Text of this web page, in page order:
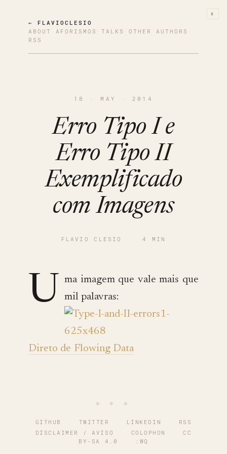
◐
← FLAVIOCLESIO
ABOUT · AFORISMOS · TALKS · OTHER AUTHORS ·
RSS
18 · MAY · 2014
Erro Tipo I e
Erro Tipo II
Exemplificado
com Imagens
FLAVIO CLESIO · 4 MIN
U
ma imagem que vale mais que
mil palavras:
Direto de Flowing Data
∗ ∗ ∗
GITHUB · TWITTER · LINKEDIN ·
RSS
DISCLAIMER / AVISO
· COLOPHON ·
CC
BY-SA 4.0
· :WQ